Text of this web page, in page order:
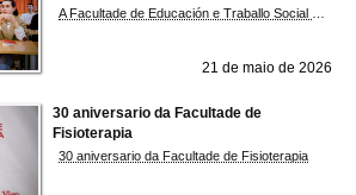
21 de maio de 2026
30 aniversario da Facultade de
Fisioterapia
30 aniversario da Facultade de Fisioterapia